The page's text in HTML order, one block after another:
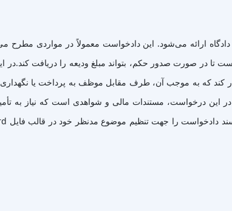
ارائه می‌شود. این دادخواست معمولاً در مواردی مطرح
در صورت صدور حکم، بتواند مبلغ ودیعه را دریافت کند.در
کند که به موجب آن، طرف مقابل موظف به پرداخت یا
این درخواست، مستندات مالی و شواهدی است که نیاز به